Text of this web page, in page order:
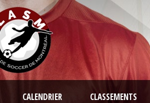
CALENDRIER CLASSEMENTS